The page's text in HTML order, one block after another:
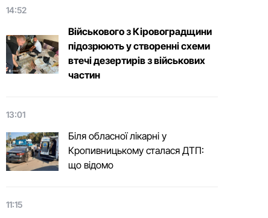
14:52
Військового з Кіровоградщини
підозрюють у створенні схеми
втечі дезертирів з військових
частин
13:01
Біля обласної лікарні у
Кропивницькому сталася ДТП:
що відомо
11:15